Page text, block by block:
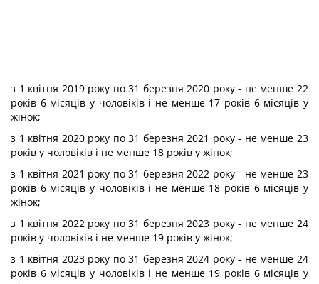
з 1 квітня 2019 року по 31 березня 2020 року - не менше 22
років 6 місяців у чоловіків і не менше 17 років 6 місяців у
жінок;
з 1 квітня 2020 року по 31 березня 2021 року - не менше 23
років у чоловіків і не менше 18 років у жінок;
з 1 квітня 2021 року по 31 березня 2022 року - не менше 23
років 6 місяців у чоловіків і не менше 18 років 6 місяців у
жінок;
з 1 квітня 2022 року по 31 березня 2023 року - не менше 24
років у чоловіків і не менше 19 років у жінок;
з 1 квітня 2023 року по 31 березня 2024 року - не менше 24
років 6 місяців у чоловіків і не менше 19 років 6 місяців у